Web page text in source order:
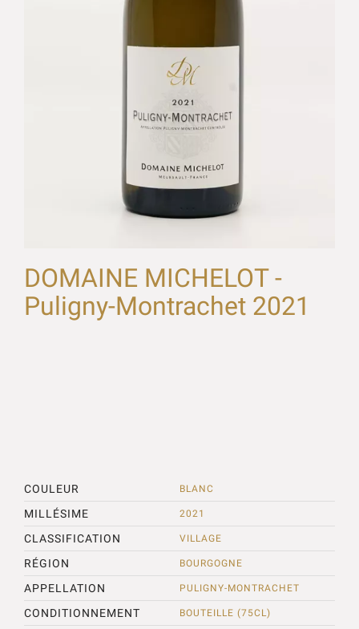
DOMAINE MICHELOT -
Puligny-Montrachet 2021
COULEUR BLANC
MILLÉSIME 2021
CLASSIFICATION VILLAGE
RÉGION BOURGOGNE
APPELLATION PULIGNY-MONTRACHET
CONDITIONNEMENT BOUTEILLE (75CL)